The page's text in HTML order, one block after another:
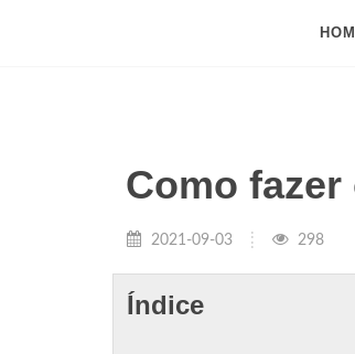
Como
2021-09-03 298
Índice